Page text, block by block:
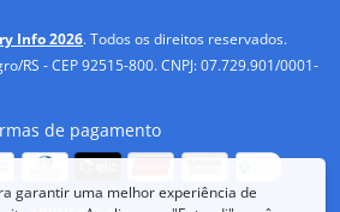
Info 2026. Todos os direitos reservados.
RS - CEP 92515-800. CNPJ: 07.729.901/0001-
de pagamento
garantir uma melhor experiência de